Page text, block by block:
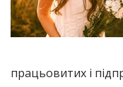
працьовитих і